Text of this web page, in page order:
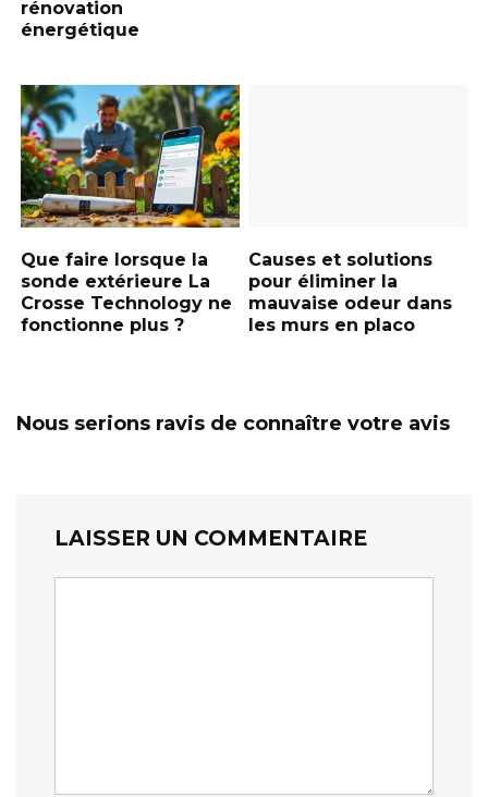
rénovation
énergétique
Que faire lorsque la
sonde extérieure La
Crosse Technology ne
fonctionne plus ?
Causes et solutions
pour éliminer la
mauvaise odeur dans
les murs en placo
Nous serions ravis de connaître votre avis
LAISSER UN COMMENTAIRE